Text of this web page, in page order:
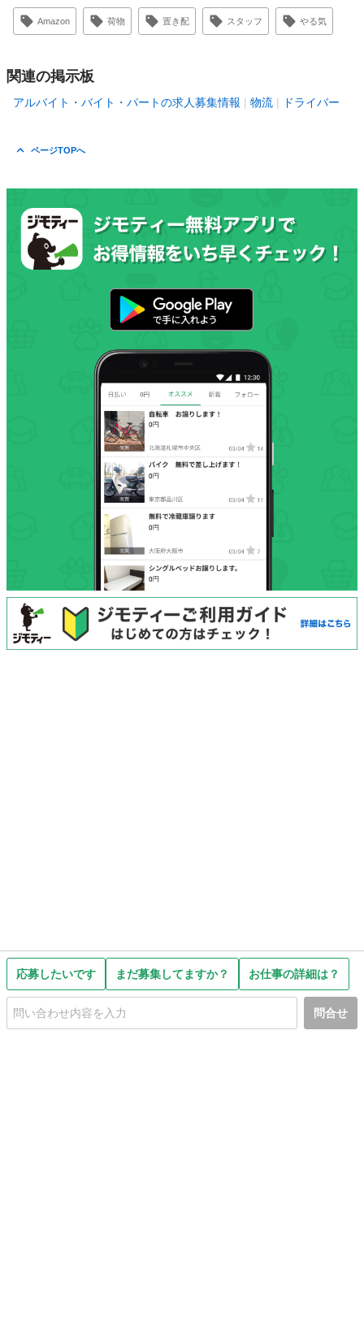
応募したいです まだ募集してますか？ お仕事の詳細は？
問合せ
Amazon 荷物 置き配 スタッフ やる気
関連の掲示板
アルバイト・バイト・パートの求人募集情報 物流 ドライバー
ページTOPへ